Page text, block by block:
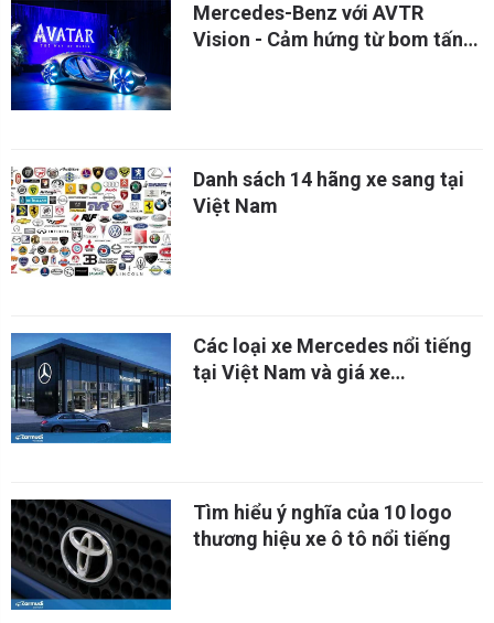
Mercedes-Benz với AVTR
Vision - Cảm hứng từ bom tấn
Danh sách 14 hãng xe sang tại
Việt Nam
Các loại xe Mercedes nổi tiếng
tại Việt Nam và giá xe
Tìm hiểu ý nghĩa của 10 logo
thương hiệu xe ô tô nổi tiếng